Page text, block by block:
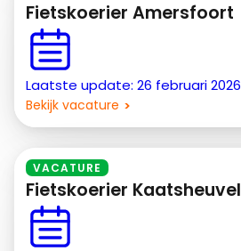
Fietskoerier Amersfoort
Laatste update: 26 februari 2026
Bekijk vacature
VACATURE
Fietskoerier Kaatsheuvel